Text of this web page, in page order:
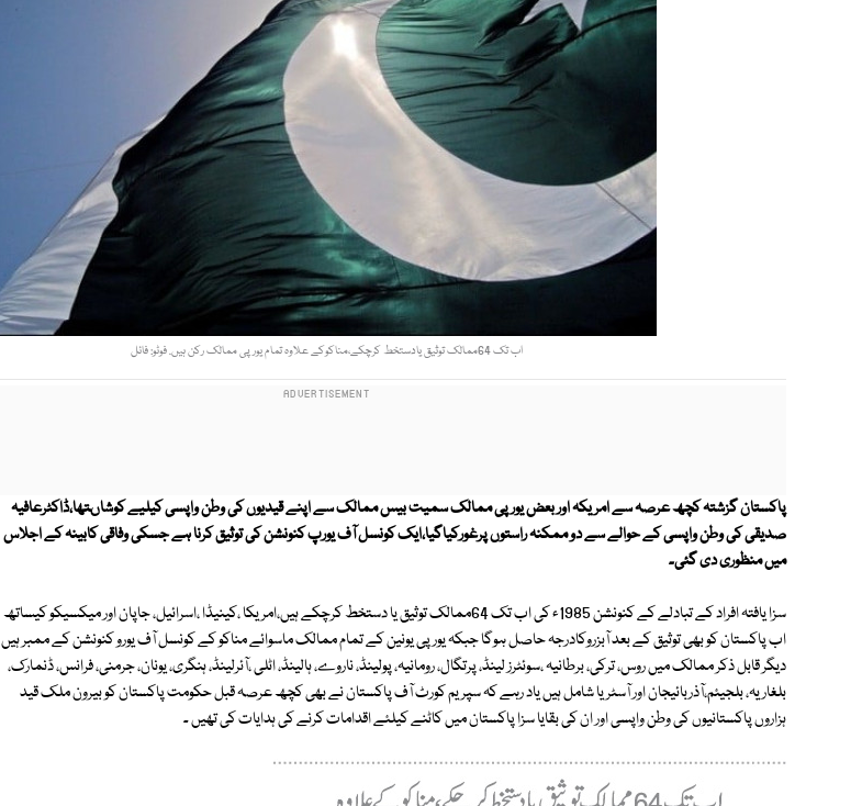
اب تک 64ممالک توثیق یادستخط کرچکے،مناکوکے علاوہ تمام یورپی ممالک رکن ہیں. فوٹو: فائل
پاکستان گزشتہ کچھ عرصہ سے امریکہ اور بعض یورپی ممالک سمیت بیس ممالک سے اپنے قیدیوں کی وطن واپسی کیلیے کوشاںتھا،ڈاکٹرعافیہ
صدیقی کی وطن واپسی کے حوالے سے دو ممکنہ راستوں پرغورکیاگیا،ایک کونسل آف یورپ کنونشن کی توثیق کرنا ہے جسکی وفاقی کابینہ کے اجلاس
میں منظوری دی گئی۔
سزا یافتہ افراد کے تبادلے کے کنونشن 1985ء کی اب تک 64ممالک توثیق یا دستخط کرچکے ہیں،امریکا ،کینیڈا ،اسرائیل، جاپان اور میکسیکو کیساتھ
اب پاکستان کو بھی توثیق کے بعد آبزروکادرجہ حاصل ہوگا جبکہ یورپی یونین کے تمام ممالک ماسوائے مناکو کے کونسل آف یورو کنونشن کے ممبر ہیں
دیگر قابل ذکر ممالک میں روس، ترکی، برطانیہ ،سوئٹرز لینڈ، پرتگال، رومانیہ، پولینڈ، ناروے، ہالینڈ، اٹلی ،آئرلینڈ، ہنگری، یونان، جرمنی، فرانس، ڈنمارک،
بلغاریہ، بلجیئم،آذربائیجان اور آسٹریا شامل ہیں یاد رہے کہ سپریم کورٹ آف پاکستان نے بھی کچھ عرصہ قبل حکومت پاکستان کو بیرون ملک قید
ہزاروں پاکستانیوں کی وطن واپسی اور ان کی بقایا سزا پاکستان میں کاٹنے کیلئے اقدامات کرنے کی ہدایات کی تھیں ۔